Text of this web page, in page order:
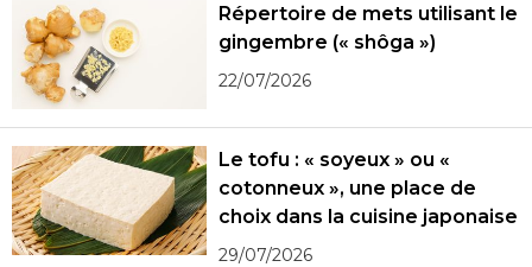
Répertoire de mets utilisant le
gingembre (« shôga »)
22/07/2026
Le tofu : « soyeux » ou «
cotonneux », une place de
choix dans la cuisine japonaise
29/07/2026